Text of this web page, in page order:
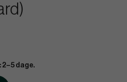
2–5 dage.